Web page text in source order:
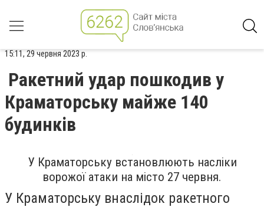
15:11, 29 червня 2023 р.
Ракетний удар пошкодив у
Краматорську майже 140
будинків
У Краматорську встановлюють насліки
ворожої атаки на місто 27 червня.
У Краматорську внаслідок ракетного